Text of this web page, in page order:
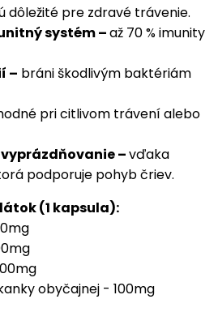
dôležité pre zdravé trávenie.
systém –až 70 % imunity
– bráni škodlivým baktériám
pri citlivom trávení alebo
–vďaka
podporuje pohyb čriev.
(1 kapsula):
obyčajnej - 100mg